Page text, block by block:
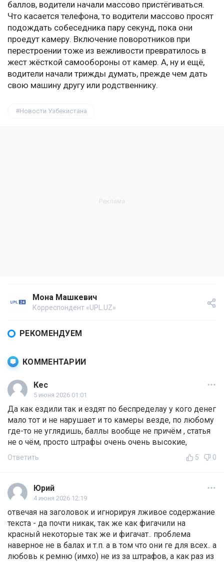
баллов, водители начали массово пристёгиваться.
Что касается телефона, то водители массово просят
подождать собеседника пару секунд, пока они
проедут камеру. Включение поворотников при
перестроении тоже из вежливости превратилось в
жест жёсткой самообороны от камер. А, ну и ещё,
водители начали трижды думать, прежде чем дать
свою машину другу или родственнику.
Новости Узбекистана
Мона Машкевич
Корреспондент «UPL.UZ»
РЕКОМЕНДУЕМ
КОММЕНТАРИИ
Кес
5 июня 2026 01:01
Да как ездили так и ездят по беспределау у кого денег
мало тот и не нарушает и то камеры везде, по любому
где-то не углядишь, баллы вообще не причём , статья
не о чём, просто штрафы очень очень высокие,
Ответить 5 0
Юрий
4 июня 2026 12:19
отвечая на заголовок и игнорируя лживое содержание
текста - да почти никак, так же как фигачили на
красный некоторые так же и фигачат.. проблема
наверное не в балах и т.п. а в том что они ге для всех.. а
любовь к ремню (имхо) не из за штрафов, а как раз из